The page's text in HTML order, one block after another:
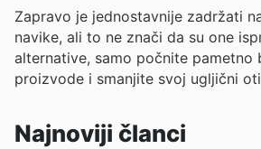
Zapravo je jednostavnije zadržati
navike, ali to ne znači da su one
alternative, samo počnite pametno
proizvode i smanjite svoj ugljični
Najnoviji članci